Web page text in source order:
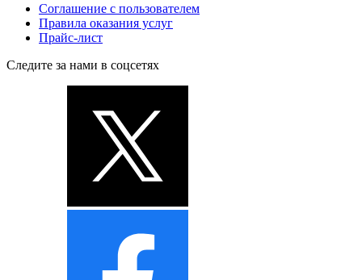
Соглашение с пользователем
Правила оказания услуг
Прайс-лист
Следите за нами в соцсетях